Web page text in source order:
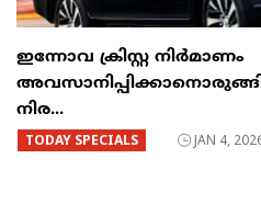
ഇന്നോവ ക്രിസ്റ്റ നിർമാണം
നിര...
TODAY SPECIALS JAN 4,